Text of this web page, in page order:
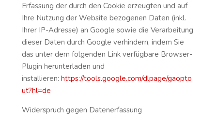
Erfassung der durch den Cookie erzeugten und auf
Ihre Nutzung der Website bezogenen Daten (inkl.
Ihrer IP-Adresse) an Google sowie die Verarbeitung
dieser Daten durch Google verhindern, indem Sie
das unter dem folgenden Link verfügbare Browser-
Plugin herunterladen und
installieren: https://tools.google.com/dlpage/gaopto
ut?hl=de
Widerspruch gegen Datenerfassung